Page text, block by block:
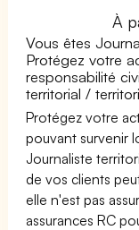
À
Vous êtes
Protégez votre
responsabilité
territorial /
Protégez votre
pouvant survenir
Journaliste
de vos clients
elle n'est pas
assurances RC